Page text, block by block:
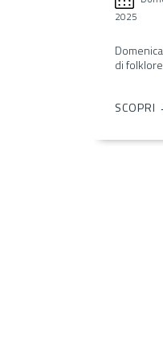
2023
Il 29 e il
scoprire
SCOPRI